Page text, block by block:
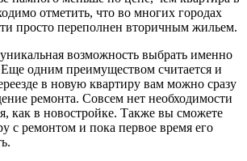
отметить, что во многих городах
просто переполнен вторичным жильем.
возможность выбрать именно
одним преимуществом считается и
в новую квартиру вам можно сразу
ремонта. Совсем нет необходимости
как в новостройке. Также вы сможете
с ремонтом и пока первое время его